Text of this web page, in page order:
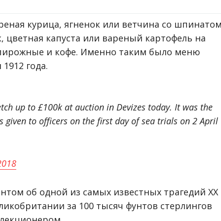
курица, ягненок или ветчина со
цветная капуста или вареный картофель на
и кофе. Именно таким было меню
года.
up to £100k at auction in Devizes today. It was the
to officers on the first day of sea trials on 2 April
об одной из самых известных трагедий ХХ
за 100 тысяч фунтов стерлингов